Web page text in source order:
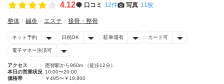
4.12 口コミ 12件 写真 11枚
整体 鍼灸 エステ 接骨・整骨
ネット予約 日祝OK 駐車場有 カード可
電子マネー決済可
アクセス
恩智駅から960m （徒歩12分）
本日の営業状況 10:00〜20:00
価格帯
￥495〜￥19,800